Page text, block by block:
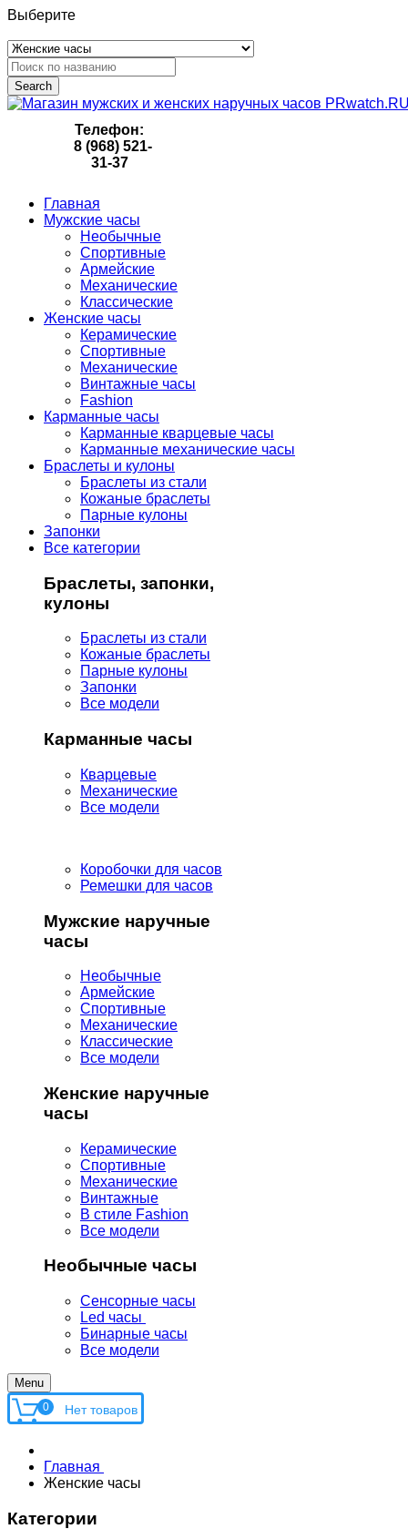
Выберите
Search
Телефон:
8 (968) 521-
31-37
Главная
Мужские часы
Необычные
Спортивные
Армейские
Механические
Классические
Женские часы
Керамические
Спортивные
Механические
Винтажные часы
Fashion
Карманные часы
Карманные кварцевые часы
Карманные механические часы
Браслеты и кулоны
Браслеты из стали
Кожаные браслеты
Парные кулоны
Запонки
Все категории
Браслеты, запонки,
кулоны
Браслеты из стали
Кожаные браслеты
Парные кулоны
Запонки
Все модели
Карманные часы
Кварцевые
Механические
Все модели
Коробочки для часов
Ремешки для часов
Мужские наручные
часы
Необычные
Армейские
Спортивные
Механические
Классические
Все модели
Женские наручные
часы
Керамические
Спортивные
Механические
Винтажные
В стиле Fashion
Все модели
Необычные часы
Сенсорные часы
Led часы
Бинарные часы
Все модели
Menu
0
Главная
Женские часы
Категории